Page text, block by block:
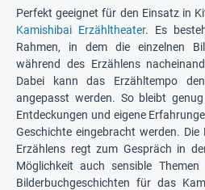
Perfekt geeignet für den Einsatz in
Kamishibai Erzähltheater. Es
Rahmen, in dem die einzelnen
während des Erzählens
Dabei kann das Erzähltempo
angepasst werden. So bleibt
Entdeckungen und eigene
Geschichte eingebracht werden.
Erzählens regt zum Gespräch in
Möglichkeit auch sensible Themen
Bilderbuchgeschichten für das